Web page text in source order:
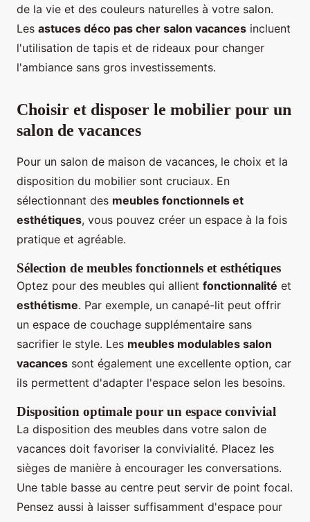
de la vie et des couleurs naturelles à votre salon.
Les astuces déco pas cher salon vacances incluent
l'utilisation de tapis et de rideaux pour changer
l'ambiance sans gros investissements.
Choisir et disposer le mobilier pour un
salon de vacances
Pour un salon de maison de vacances, le choix et la
disposition du mobilier sont cruciaux. En
sélectionnant des meubles fonctionnels et
esthétiques, vous pouvez créer un espace à la fois
pratique et agréable.
Sélection de meubles fonctionnels et esthétiques
Optez pour des meubles qui allient fonctionnalité et
esthétisme. Par exemple, un canapé-lit peut offrir
un espace de couchage supplémentaire sans
sacrifier le style. Les meubles modulables salon
vacances sont également une excellente option, car
ils permettent d'adapter l'espace selon les besoins.
Disposition optimale pour un espace convivial
La disposition des meubles dans votre salon de
vacances doit favoriser la convivialité. Placez les
sièges de manière à encourager les conversations.
Une table basse au centre peut servir de point focal.
Pensez aussi à laisser suffisamment d'espace pour